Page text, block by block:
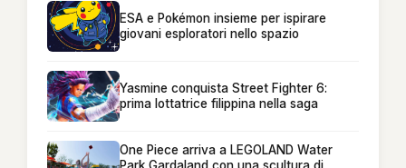
ESA e Pokémon insieme per ispirare
giovani esploratori nello spazio
Yasmine conquista Street Fighter 6:
prima lottatrice filippina nella saga
One Piece arriva a LEGOLAND Water